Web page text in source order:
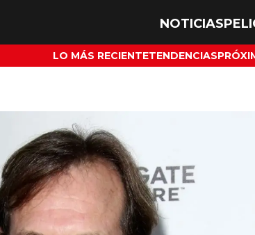
NOTICIAS
LO MÁS RECIENTETENDENCIAS